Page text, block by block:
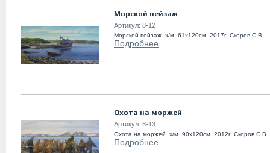
Морской пейзаж
Артикул: 8-12
Морской пейзаж. х/м. 61х120см. 2017г. Скоров С.В.
Подробнее
Охота на моржей
Артикул: 8-13
Охота на моржей. х/м. 90х120см. 2012г. Скоров С.В.
Подробнее